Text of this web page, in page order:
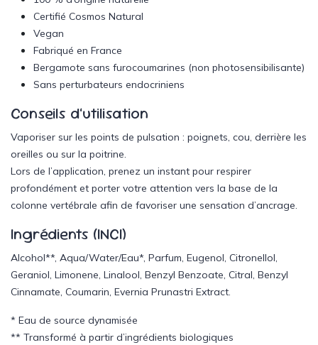
Certifié Cosmos Natural
Vegan
Fabriqué en France
Bergamote sans furocoumarines (non photosensibilisante)
Sans perturbateurs endocriniens
Conseils d’utilisation
Vaporiser sur les points de pulsation : poignets, cou, derrière les
oreilles ou sur la poitrine.
Lors de l’application, prenez un instant pour respirer
profondément et porter votre attention vers la base de la
colonne vertébrale afin de favoriser une sensation d’ancrage.
Ingrédients (INCI)
Alcohol**, Aqua/Water/Eau*, Parfum, Eugenol, Citronellol,
Geraniol, Limonene, Linalool, Benzyl Benzoate, Citral, Benzyl
Cinnamate, Coumarin, Evernia Prunastri Extract.
* Eau de source dynamisée
** Transformé à partir d’ingrédients biologiques